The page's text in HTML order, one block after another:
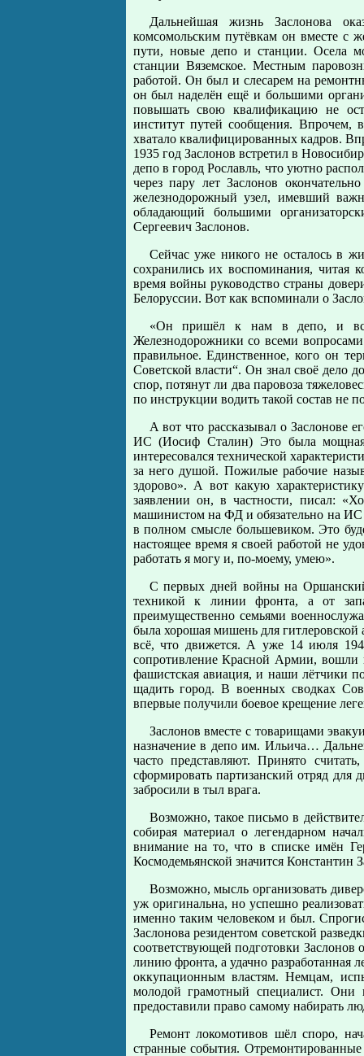
Дальнейшая жизнь Заслонова
комсомольским путёвкам он вместе с
пути, новые депо и станции. Осела
станции Вяземское. Местным
работой. Он был и слесарем на
он был наделён ещё и большими
повышать свою квалификацию не
институт путей сообщения. Впрочем,
хватало квалифицированных кадров.
1935 год Заслонов встретил в
депо в город Рославль, что уютно
через пару лет Заслонов
железнодорожный узел, имевший
обладающий большими
Сергеевич Заслонов.
Сейчас уже никого не осталось в
сохранились их воспоминания, читая
время войны руководство страны
Белоруссии. Вот как вспоминали о
«Он пришёл к нам в депо, и все
Железнодорожники со всеми
правильное. Единственное, кого он
Советской власти“. Он знал своё дело
спор, потянут ли два паровоза
по инструкции водить такой состав не
А вот что рассказывал о Заслонове
ИС (Иосиф Сталин) Это была мощная
интересовался технической
за него душой. Пожилые рабочие
здорово». А вот какую
заявлении он, в частности, писал:
машинистом на ФД и обязательно на
в полном смысле большевиком. Это
настоящее время я своей работой не
работать я могу и, по-моему, умею».
С первых дней войны на
техникой к линии фронта, а от
преимущественно семьями
была хорошая мишень для гитлеровской
всё, что движется. А уже 14 июля
сопротивление Красной Армии, вошли
фашистская авиация, и наши лётчики
щадить город. В военных сводках
впервые получили боевое крещение
Заслонов вместе с товарищами
назначение в депо им. Ильича…
часто представляют. Принято
сформировать партизанский отряд
забросили в тыл врага.
Возможно, такое письмо в
собирая материал о легендарном
внимание на то, что в списке имён
Космодемьянской значится Константин
Возможно, мысль организовать
уж оригинальна, но успешно
именно таким человеком и был.
Заслонова резидентом советской
соответствующей подготовки Заслонов
линию фронта, а удачно разработанная
оккупационным властям. Немцам,
молодой грамотный специалист. Они
предоставили право самому набирать
Ремонт локомотивов шёл споро,
странные события.